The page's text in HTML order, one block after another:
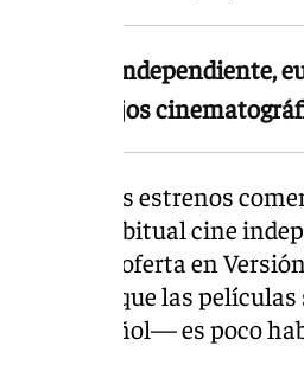
cine independiente,
en complejos
los grandes estrenos
habitual cine
amplia oferta en
—en la que las
en español— es poco